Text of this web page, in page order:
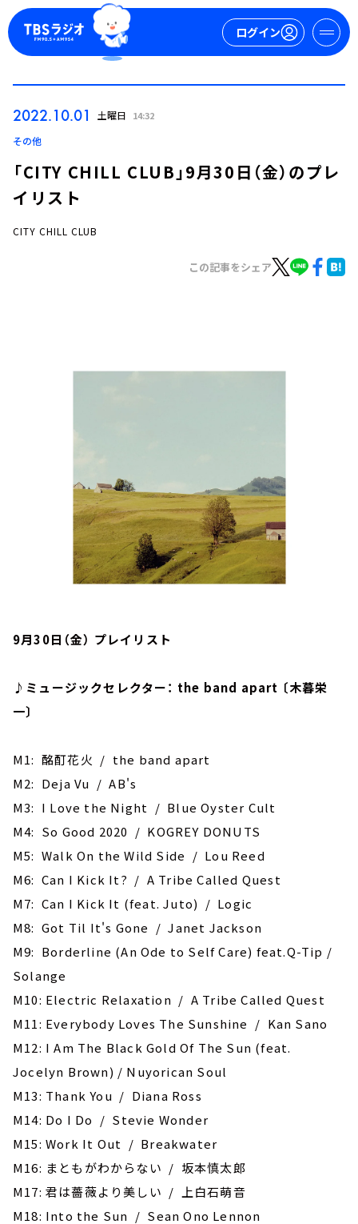
ログイン
お知らせ
2022.10.01 土曜日 14:32
その他
「CITY CHILL CLUB」9月30日（金）のプレ
イリスト
CITY CHILL CLUB
この記事をシェア
9月30日（金） プレイリスト
♪ミュージックセレクター： the band apart 〔木暮栄
一〕
M1: 酩酊花火 / the band apart
M2: Deja Vu / AB's
M3: I Love the Night / Blue Oyster Cult
M4: So Good 2020 / KOGREY DONUTS
M5: Walk On the Wild Side / Lou Reed
M6: Can I Kick It? / A Tribe Called Quest
M7: Can I Kick It (feat. Juto) / Logic
M8: Got Til It's Gone / Janet Jackson
M9: Borderline (An Ode to Self Care) feat.Q-Tip /
Solange
M10: Electric Relaxation / A Tribe Called Quest
M11: Everybody Loves The Sunshine / Kan Sano
M12: I Am The Black Gold Of The Sun (feat.
Jocelyn Brown) / Nuyorican Soul
M13: Thank You / Diana Ross
M14: Do I Do / Stevie Wonder
M15: Work It Out / Breakwater
M16: まともがわからない / 坂本慎太郎
M17: 君は薔薇より美しい / 上白石萌音
M18: ‎Into the Sun / Sean Ono Lennon